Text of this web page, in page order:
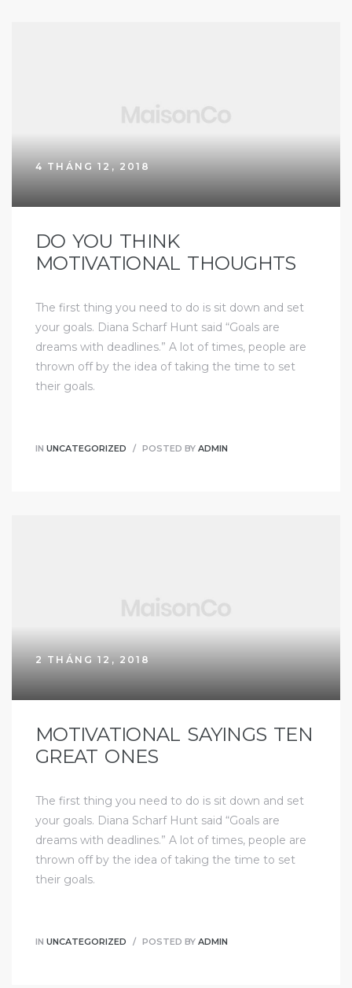
4 THÁNG 12, 2018
DO YOU THINK
MOTIVATIONAL THOUGHTS
The first thing you need to do is sit down and set
your goals. Diana Scharf Hunt said “Goals are
dreams with deadlines.” A lot of times, people are
thrown off by the idea of taking the time to set
their goals.
IN UNCATEGORIZED POSTED BY ADMIN
2 THÁNG 12, 2018
MOTIVATIONAL SAYINGS TEN
GREAT ONES
The first thing you need to do is sit down and set
your goals. Diana Scharf Hunt said “Goals are
dreams with deadlines.” A lot of times, people are
thrown off by the idea of taking the time to set
their goals.
IN UNCATEGORIZED POSTED BY ADMIN